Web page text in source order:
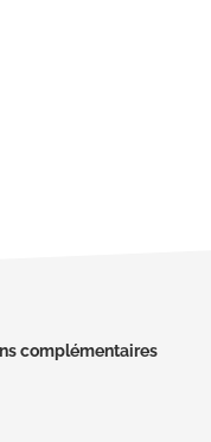
complémentaires